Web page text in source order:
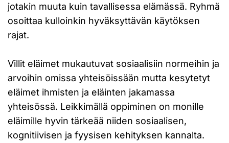
jotakin muuta kuin tavallisessa elämässä. Ryhmä
osoittaa kulloinkin hyväksyttävän käytöksen
rajat.
Villit eläimet mukautuvat sosiaalisiin normeihin ja
arvoihin omissa yhteisöissään mutta kesytetyt
eläimet ihmisten ja eläinten jakamassa
yhteisössä. Leikkimällä oppiminen on monille
eläimille hyvin tärkeää niiden sosiaalisen,
kognitiivisen ja fyysisen kehityksen kannalta.